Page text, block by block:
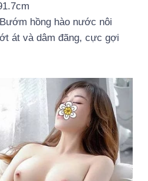
hồng hào nước nôi
át và dâm đãng, cực gợi